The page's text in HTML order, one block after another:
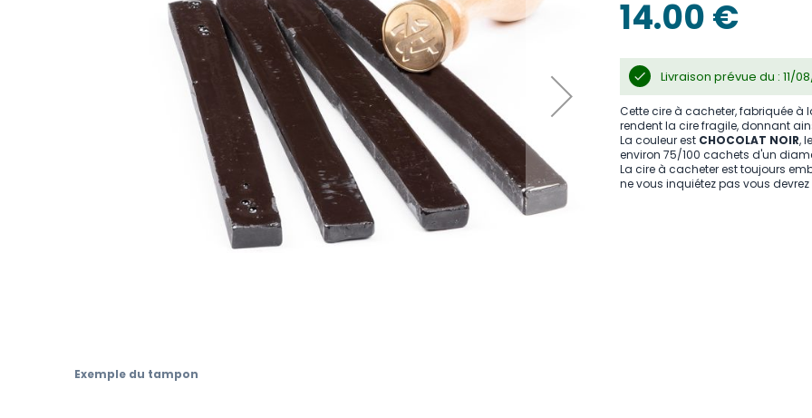
to
Exemple du tampon
14.00 €
Livraison prévue du : 11/
Cette cire à cacheter, fabriquée à
rendent la cire fragile, donnant
La couleur est CHOCOLAT NOIR,
environ 75/100 cachets d'un
La cire à cacheter est toujours
ne vous inquiétez pas vous